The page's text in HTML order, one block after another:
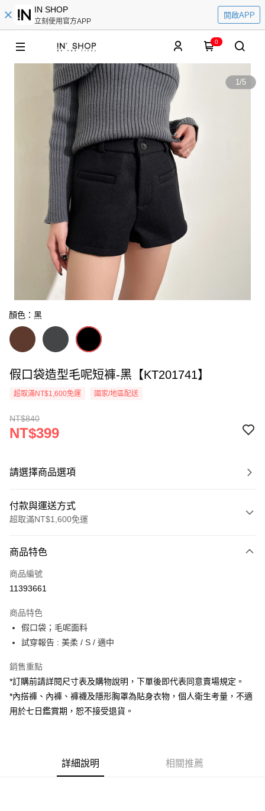
IN SHOP
立刻使用官方APP
開啟APP
0
1/5
顏色：黑
假口袋造型毛呢短褲-黑【KT201741】
超取滿NT$1,600免運 國家/地區配送
NT$840
NT$399
請選擇商品選項
付款與運送方式
超取滿NT$1,600免運
信用卡一次付款
超商取貨付款
Apple Pay
街口支付
Google Pay
大哥付你分期
相關說明
AFTEE先享後付是「在收到商品之後才付款」的支付方式。 讓您購物簡單
商品特色
商品編號
11393661
商品特色
假口袋；毛呢面料
試穿報告 : 美柔 / S / 適中
銷售重點
*訂購前請詳閱尺寸表及購物說明，下單後即代表同意賣場規定。
*內搭褲、內褲、褲襪及隱形胸罩為貼身衣物，個人衛生考量，不適
用於七日鑑賞期，恕不接受退貨。
詳細說明 相關推薦